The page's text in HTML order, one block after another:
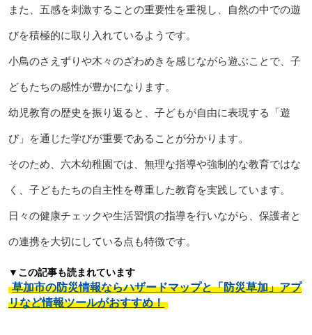
また、五感を刺激することの重要性を重視し、自然の中での遊
びを積極的に取り入れているようです。
小鳥のさえずりや木々のざわめきを感じながら遊ぶことで、子
どもたちの感性が豊かになります。
幼児教育の歴史を振り返ると、子どもが自由に表現する「遊
び」を通じた学びが重要であることが分かります。
そのため、六木幼稚園では、無理な指導や強制的な教育ではな
く、子どもたちの自主性を尊重した教育を実践しています。
日々の健康チェックや生活習慣の指導を行いながら、保護者と
の連携を大切にしている点も特徴です。
▼この記事も読まれています
草加市の防災情報ならハザードマップと「防災草加」アプ
リなど情報ツールがおすすめ！